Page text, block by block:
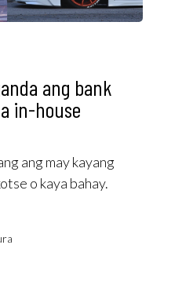
ang bank
in-house
ang may kayang
o kaya bahay.